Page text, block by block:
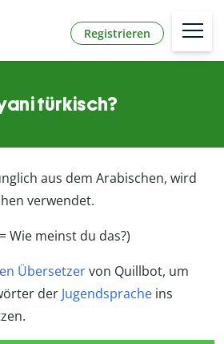
Registrieren
türkisch?
aus dem Arabischen, wird
verwendet.
Wie meinst du das?)
Übersetzervon Quillbot, um
der Jugendsprache ins